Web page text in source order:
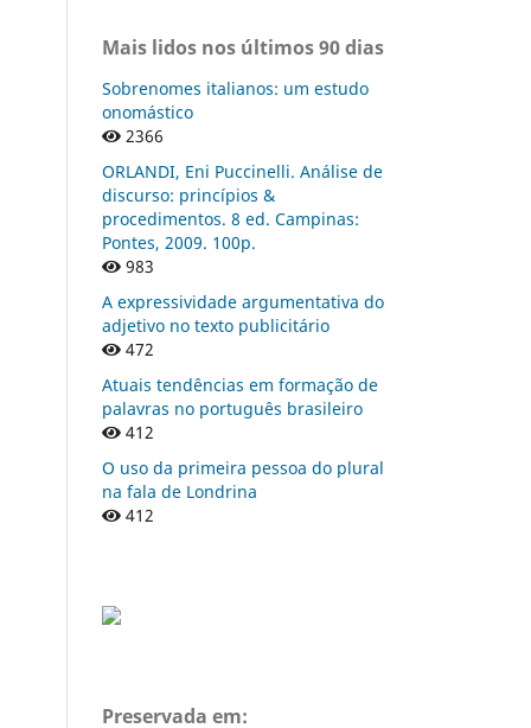
Mais lidos nos últimos 90 dias
Sobrenomes italianos: um estudo
onomástico
2366
ORLANDI, Eni Puccinelli. Análise de
discurso: princípios &
procedimentos. 8 ed. Campinas:
Pontes, 2009. 100p.
983
A expressividade argumentativa do
adjetivo no texto publicitário
472
Atuais tendências em formação de
palavras no português brasileiro
412
O uso da primeira pessoa do plural
na fala de Londrina
412
Preservada em: